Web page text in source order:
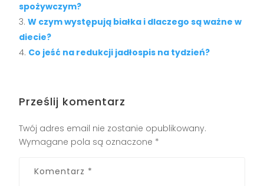
spożywczym?
W czym występują białka i dlaczego są ważne w
diecie?
Co jeść na redukcji jadłospis na tydzień?
Prześlij komentarz
Twój adres email nie zostanie opublikowany.
Wymagane pola są oznaczone *